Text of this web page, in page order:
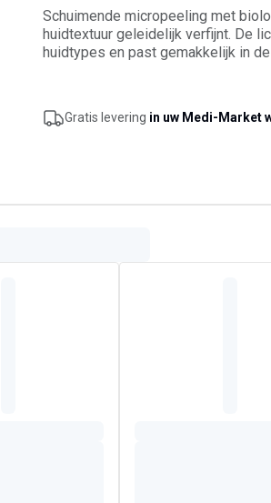
Schuimende micropeeling met
huidtextuur geleidelijk verfijnt. De
huidtypes en past gemakkelijk in
zorgvuldig afspoelen.
Gratis levering in uw Medi-Market